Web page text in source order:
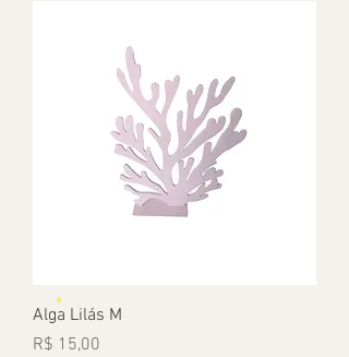
Alga Lilás M
Preço
R$ 15,00